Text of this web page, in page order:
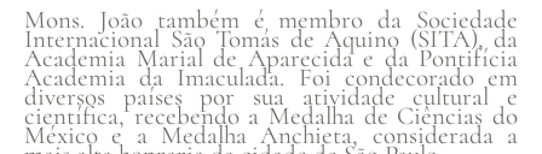
Mons. João também é membro da Sociedade
Internacional São Tomás de Aquino (SITA), da
Academia Marial de Aparecida e da Pontifícia
Academia da Imaculada. Foi condecorado em
diversos países por sua atividade cultural e
científica, recebendo a Medalha de Ciências do
México e a Medalha Anchieta, considerada a